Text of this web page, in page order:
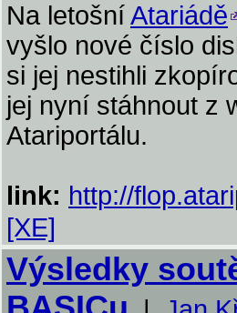
Na letošníAtariádě
vyšlo nové číslo
si jej nestihli
jej nyní stáhnout z
Atariportálu.
link: http://
[XE]
Výsledky